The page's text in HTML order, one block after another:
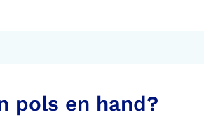
pols en hand?